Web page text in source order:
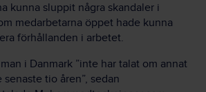
kunna sluppit några skandaler i
medarbetarna öppet hade kunna
förhållanden i arbetet.
i Danmark ”inte har talat om annat
tio åren”, sedan